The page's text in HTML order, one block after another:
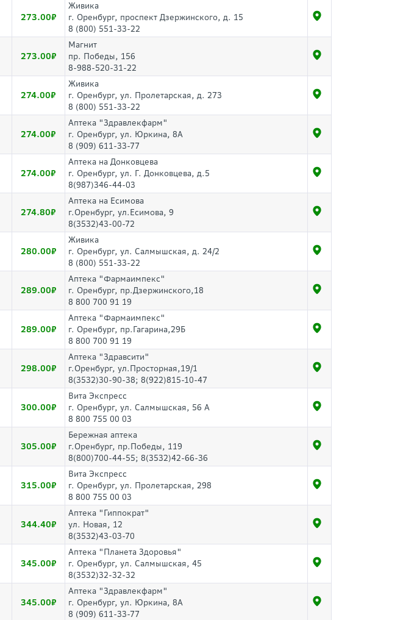
273.00
Живика
г. Оренбург, проспект Дзержинского, д. 15
8 (800) 551-33-22
273.00
Магнит
пр. Победы, 156
8-988-520-31-22
274.00
Живика
г. Оренбург, ул. Пролетарская, д. 273
8 (800) 551-33-22
274.00
Аптека "Здравлекфарм"
г. Оренбург, ул. Юркина, 8А
8 (909) 611-33-77
274.00
Аптека на Донковцева
г. Оренбург, ул. Г. Донковцева, д.5
8(987)346-44-03
274.80
Аптека на Есимова
г.Оренбург, ул.Есимова, 9
8(3532)43-00-72
280.00
Живика
г. Оренбург, ул. Салмышская, д. 24/2
8 (800) 551-33-22
289.00
Аптека "Фармаимпекс"
г. Оренбург, пр.Дзержинского,18
8 800 700 91 19
289.00
Аптека "Фармаимпекс"
г. Оренбург, пр.Гагарина,29Б
8 800 700 91 19
298.00
Аптека "Здравсити"
г.Оренбург, ул.Просторная,19/1
8(3532)30-90-38; 8(922)815-10-47
300.00
Вита Экспресс
г. Оренбург, ул. Салмышская, 56 А
8 800 755 00 03
305.00
Бережная аптека
г.Оренбург, пр.Победы, 119
8(800)700-44-55; 8(3532)42-66-36
315.00
Вита Экспресс
г. Оренбург, ул. Пролетарская, 298
8 800 755 00 03
344.40
Аптека "Гиппократ"
ул. Новая, 12
8(3532)43-03-70
345.00
Аптека "Планета Здоровья"
г. Оренбург, ул. Салмышская, 45
8(3532)32-32-32
345.00
Аптека "Здравлекфарм"
г. Оренбург, ул. Юркина, 8А
8 (909) 611-33-77